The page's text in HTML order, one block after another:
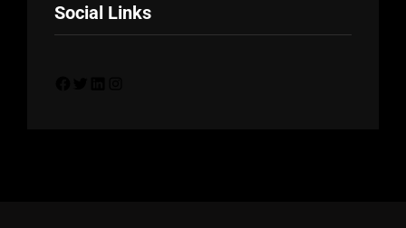
Social Links